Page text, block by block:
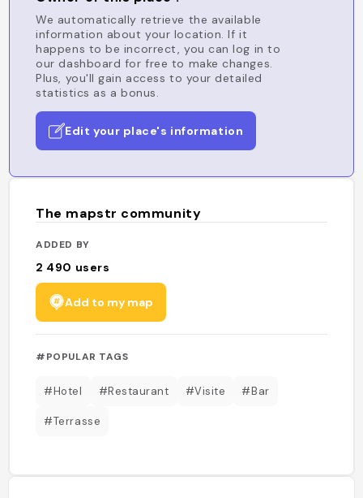
We automatically retrieve the available
information about your location. If it
happens to be incorrect, you can log in to
our dashboard for free to make changes.
Plus, you'll gain access to your detailed
statistics as a bonus.
Edit your place's information
The mapstr community
ADDED BY
2 490 users
Add to my map
#POPULAR TAGS
#Hotel #Restaurant #Visite #Bar
#Terrasse